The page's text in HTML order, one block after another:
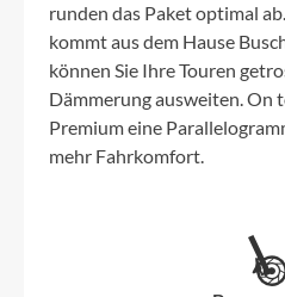
runden das Paket optimal
kommt aus dem Hause
können Sie Ihre Touren
Dämmerung ausweiten. On
Premium eine
mehr Fahrkomfort.